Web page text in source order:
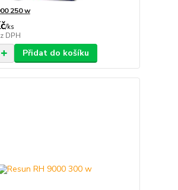
250 w
/ks
DPH
Přidat do košíku